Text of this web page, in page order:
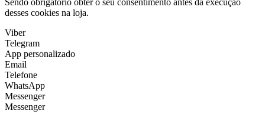
desses cookies na loja.
Viber
Telegram
App personalizado
Email
Telefone
WhatsApp
Messenger
Messenger